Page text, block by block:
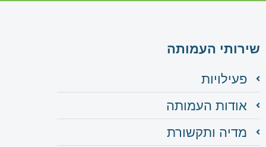
שירותי העמותה
פעילויות
אודות העמותה
מדיה ותקשורת